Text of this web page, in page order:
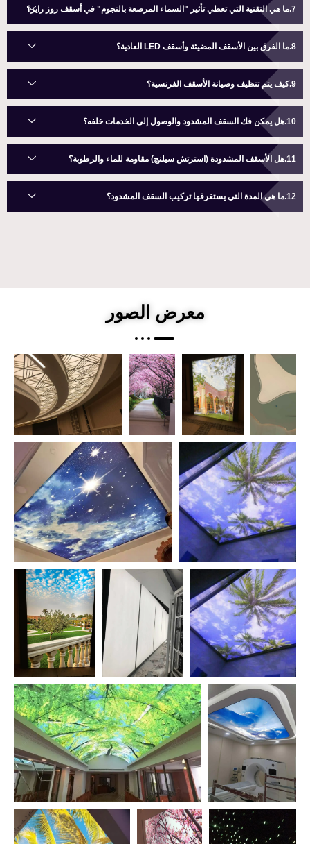
ما هي التقنية التي تعطي تأثير "السماء المرصعة بالنجوم" في أسقف روز رايز؟
ما الفرق بين الأسقف المضيئة وأسقف LED العادية؟
كيف يتم تنظيف وصيانة الأسقف الفرنسية؟
هل يمكن فك السقف المشدود والوصول إلى الخدمات خلفه؟
هل الأسقف المشدودة (استرتش سيلنج) مقاومة للماء والرطوبة؟
ما هي المدة التي يستغرقها تركيب السقف المشدود؟
معرض الصور